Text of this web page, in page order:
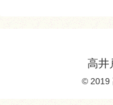
高井
© 2019